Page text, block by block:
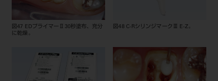
図47 EDプライマーⅡ30秒塗布、充分
に乾燥。
図48 C-RシリンジマークⅢ E-Z。